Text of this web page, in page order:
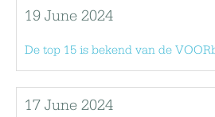
19 June 2024
De top 15 is bekend van de
17 June 2024